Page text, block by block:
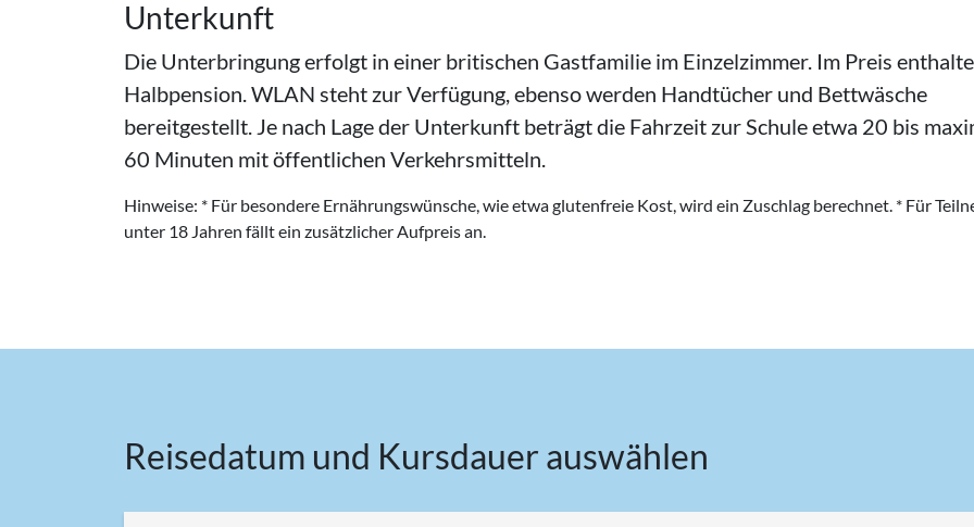
Unterkunft
Die Unterbringung erfolgt in einer britischen Gastfamilie im Einzelzimmer. Im Preis
Halbpension. WLAN steht zur Verfügung, ebenso werden Handtücher und Bettwäsche
bereitgestellt. Je nach Lage der Unterkunft beträgt die Fahrzeit zur Schule etwa 20 bis
60 Minuten mit öffentlichen Verkehrsmitteln.
Hinweise: * Für besondere Ernährungswünsche, wie etwa glutenfreie Kost, wird ein Zuschlag berechnet. * Für
unter 18 Jahren fällt ein zusätzlicher Aufpreis an.
Reisedatum und Kursdauer auswählen